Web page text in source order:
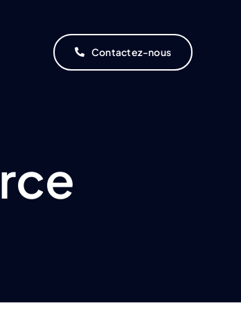
Contactez-nous